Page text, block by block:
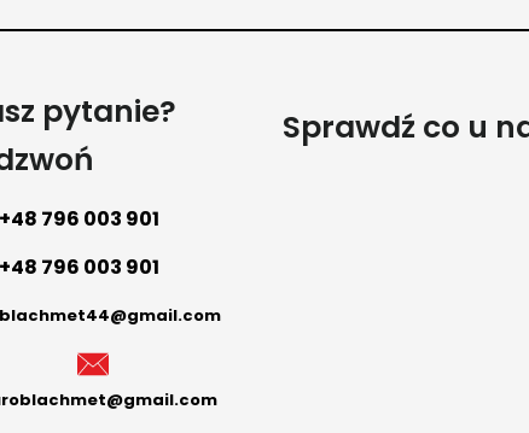
pytanie?
+48 796 003 901
+48 796 003 901
blachmet44@gmail.com
Sprawdź co u